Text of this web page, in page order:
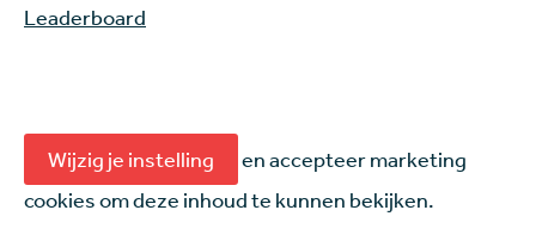
Leaderboard
Wijzig je instelling
en accepteer marketing
cookies om deze inhoud te kunnen bekijken.